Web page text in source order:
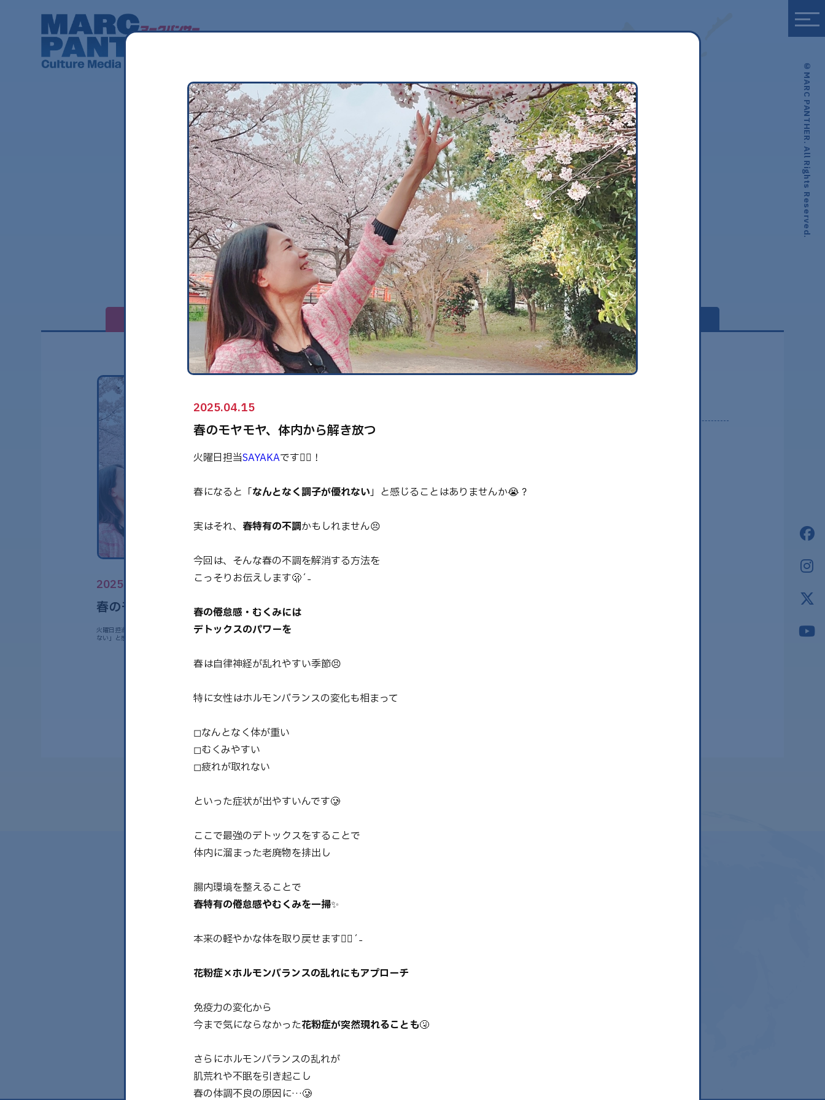
© MARC PANTHER. All Rights Reserved.
健康 美容 環境
2025.04.15
春のモヤモヤ、体内から解き放つ
火曜日担当SAYAKAです🙂‍↕️！ 春になると「なんとなく調子が優れ
ない」と感じるこ……
2025.04.15
春のモヤモヤ、体内から解き放つ
火曜日担当SAYAKAです🙂‍↕️！
春になると「なんとなく調子が優れない」と感じることはありませんか😭？
実はそれ、 春特有の不調かもしれません😣
今回は、そんな春の不調を解消する方法を
こっそりお伝えします🫢ˊ˗
春の倦怠感・むくみには
デトックスのパワーを
春は自律神経が乱れやすい季節😣
特に女性はホルモンバランスの変化も相まって
◻︎なんとなく体が重い
◻︎むくみやすい
◻︎疲れが取れない
といった症状が出やすいんです🥲
ここで最強のデトックスをすることで
体内に溜まった老廃物を排出し
腸内環境を整えることで
春特有の倦怠感やむくみを一掃✨
本来の軽やかな体を取り戻せます✊🏻ˊ˗
花粉症×ホルモンバランスの乱れにもアプローチ
免疫力の変化から
今まで気にならなかった花粉症が突然現れることも🤧
さらにホルモンバランスの乱れが
肌荒れや不眠を引き起こし
春の体調不良の原因に…🥲